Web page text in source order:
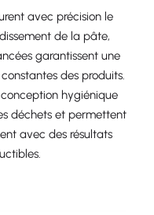
avec précision le
de la pâte,
garantissent une
des produits.
hygiénique
déchets et permettent
avec des résultats